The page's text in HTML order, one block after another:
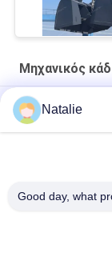
Μηχανικός
Εκβαθύνοντας
6 CBM
3 κυβικοί
Natalie
Good day, what